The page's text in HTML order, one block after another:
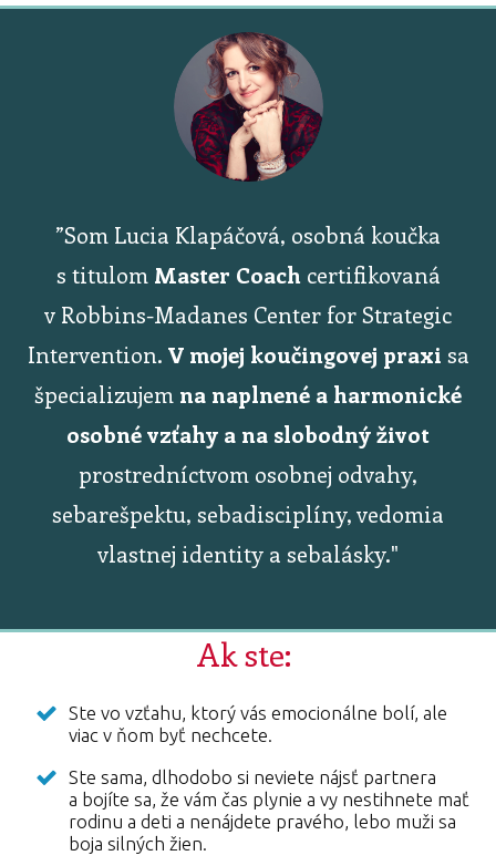
”Som Lucia Klapáčová, osobná koučka
s titulom Master Coach certifikovaná
v Robbins-Madanes Center for Strategic
Intervention. V mojej koučingovej praxi sa
špecializujem na naplnené a harmonické
osobné vzťahy a na slobodný život
prostredníctvom osobnej odvahy,
sebarešpektu, sebadisciplíny, vedomia
vlastnej identity a sebalásky."
Ak ste:
Ste vo vzťahu, ktorý vás emocionálne bolí, ale
viac v ňom byť nechcete.
Ste sama, dlhodobo si neviete nájsť partnera
a bojíte sa, že vám čas plynie a vy nestihnete mať
rodinu a deti a nenájdete pravého, lebo muži sa
boja silných žien.